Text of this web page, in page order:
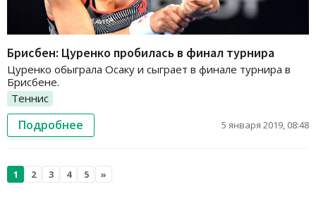
Брисбен: Цуренко пробилась в финал турнира
Цуренко обыграла Осаку и сыграет в финале турнира в
Брисбене.
Теннис
Подробнее 5 января 2019, 08:48
1 2 3 4 5 »